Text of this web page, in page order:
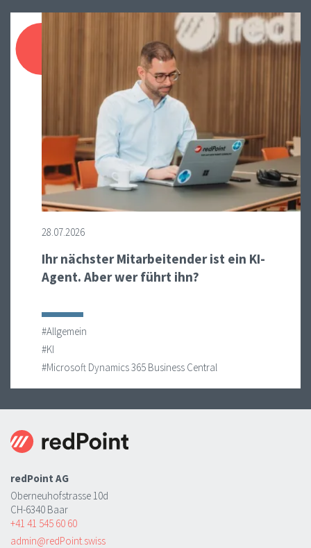
28.07.2026
Ihr nächster Mitarbeitender ist ein KI-
Agent. Aber wer führt ihn?
#Allgemein
#KI
#Microsoft Dynamics 365 Business Central
redPoint AG
Oberneuhofstrasse 10d
CH-6340 Baar
+41 41 545 60 60
admin@redPoint.swiss